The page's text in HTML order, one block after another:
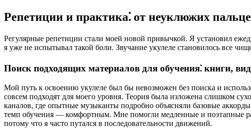
Репетиции и практика⁚ от неуклюжих
Регулярные репетиции стали моей новой привычкой. Я установил
я уже не испытывал такой боли. Звучание укулеле становилось все
Поиск подходящих материалов для обучения⁚ книги,
Мой путь к освоению укулеле был бы невозможен без поиска и
совсем подходят для моего уровня. Теория была изложена слишком
каналов, где опытные музыканты подробно объясняли базовые
темп обучения — комфортным. Мне помогли медленные и поэтапные
потому что я часто путался в последовательности движений.